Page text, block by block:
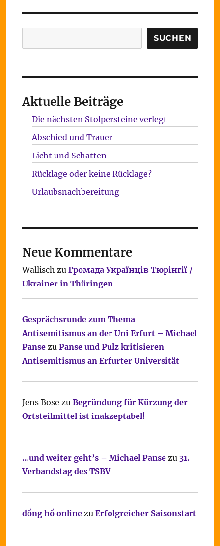
SUCHEN
Aktuelle Beiträge
Die nächsten Stolpersteine verlegt
Abschied und Trauer
Licht und Schatten
Rücklage oder keine Rücklage?
Urlaubsnachbereitung
Neue Kommentare
Wallisch zu Громада Українців Тюрінгії /
Ukrainer in Thüringen
Gesprächsrunde zum Thema
Antisemitismus an der Uni Erfurt – Michael
Pansezu Panse und Pulz kritisieren
Antisemitismus an Erfurter Universität
Jens Bose zu Begründung für Kürzung der
Ortsteilmittel ist inakzeptabel!
…und weiter geht’s – Michael Pansezu 31.
Verbandstag des TSBV
đồng hồ onlinezu Erfolgreicher Saisonstart